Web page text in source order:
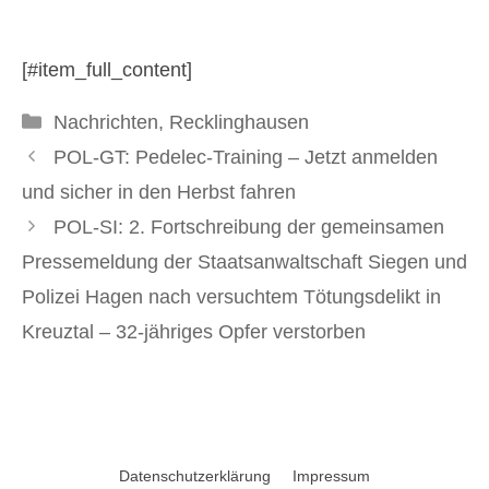
[#item_full_content]
Kategorien
Nachrichten, Recklinghausen
POL-GT: Pedelec-Training – Jetzt anmelden
und sicher in den Herbst fahren
POL-SI: 2. Fortschreibung der gemeinsamen
Pressemeldung der Staatsanwaltschaft Siegen und
Polizei Hagen nach versuchtem Tötungsdelikt in
Kreuztal – 32-jähriges Opfer verstorben
Datenschutzerklärung Impressum